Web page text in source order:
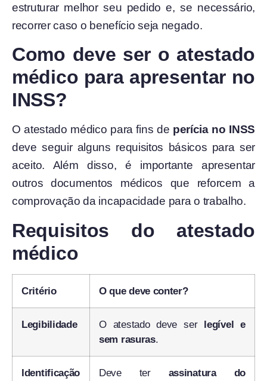
estruturar melhor seu pedido e, se necessário,
recorrer caso o benefício seja negado.
Como deve ser o atestado
médico para apresentar no
INSS?
O atestado médico para fins de perícia no INSS
deve seguir alguns requisitos básicos para ser
aceito. Além disso, é importante apresentar
outros documentos médicos que reforcem a
comprovação da incapacidade para o trabalho.
Requisitos do atestado
médico
Critério O que deve conter?
Legibilidade O atestado deve ser legível e
sem rasuras.
Identificação
Deve ter assinatura do